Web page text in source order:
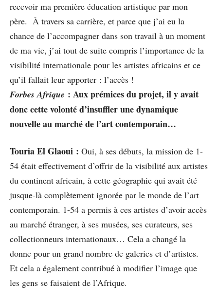
recevoir ma première éducation artistique par mon
père. À travers sa carrière, et parce que j’ai eu la
chance de l’accompagner dans son travail à un moment
de ma vie, j’ai tout de suite compris l’importance de la
visibilité internationale pour les artistes africains et ce
qu’il fallait leur apporter : l’accès !
Forbes Afrique : Aux prémices du projet, il y avait
donc cette volonté d’insuffler une dynamique
nouvelle au marché de l’art contemporain…
Touria El Glaoui : Oui, à ses débuts, la mission de 1-
54 était effectivement d’offrir de la visibilité aux artistes
du continent africain, à cette géographie qui avait été
jusque-là complètement ignorée par le monde de l’art
contemporain. 1-54 a permis à ces artistes d’avoir accès
au marché étranger, à ses musées, ses curateurs, ses
collectionneurs internationaux… Cela a changé la
donne pour un grand nombre de galeries et d’artistes.
Et cela a également contribué à modifier l’image que
les gens se faisaient de l’Afrique.